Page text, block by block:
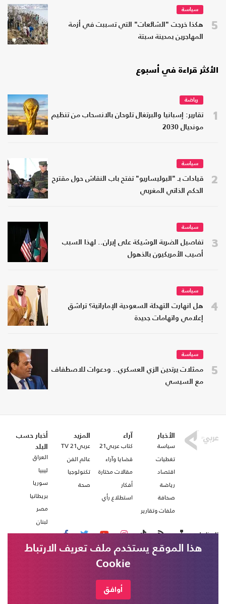
5
سياسة
هكذا خرجت "الشائعات" التي تسببت في أزمة
المهاجرين بمدينة سبتة
الأكثر قراءة في أسبوع
1
رياضة
تقارير: إسبانيا والبرتغال تلوحان بالانسحاب من تنظيم
مونديال 2030
2
سياسة
قيادات بـ "البوليساريو" تفتح باب النقاش حول مقترح
الحكم الذاتي المغربي
3
سياسة
تفاصيل الضربة الوشيكة على إيران.. لهذا السبب
أصيب الأمريكيون بالذهول
4
سياسة
هل انهارت التهدئة السعودية الإماراتية؟ تراشق
إعلامي واتهامات جديدة
5
سياسة
ممثلات يرتدين الزي العسكري.. ودعوات للاصطفاف
مع السيسي
الأخبار
سياسة
تغطيات
اقتصاد
رياضة
صحافة
ملفات وتقارير
آراء
كتاب عربي21
قضايا وآراء
مقالات مختارة
أفكار
استطلاع رأي
المزيد
عربي21 TV
عالم الفن
تكنولوجيا
صحة
أخبار حسب
البلد
العراق
ليبيا
سوريا
بريطانيا
مصر
لبنان
تابعنا على
هذا الموقع يستخدم ملف تعريف الارتباط
Cookie
أوافق